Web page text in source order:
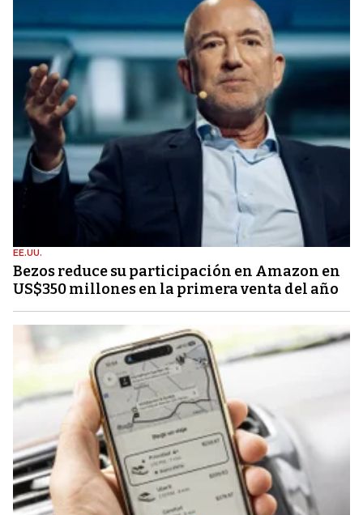
EE.UU.
Bezos reduce su participación en Amazon en
US$350 millones en la primera venta del año